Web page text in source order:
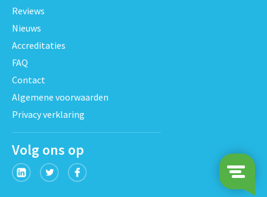
Reviews
Nieuws
Accreditaties
FAQ
Contact
Algemene voorwaarden
Privacy verklaring
Volg ons op